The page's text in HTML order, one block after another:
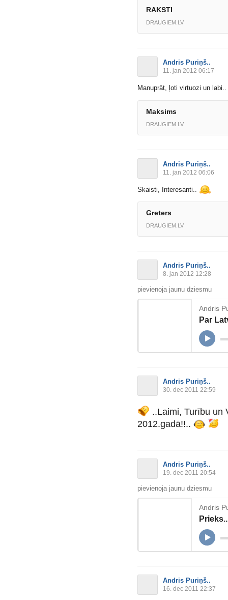
RAKSTI
DRAUGIEM.LV
Andris Puriņš..
11. jan 2012 06:17
Manuprāt, ļoti virtuozi un labi..
Maksims
DRAUGIEM.LV
Andris Puriņš..
11. jan 2012 06:06
Skaisti, Interesanti..
Greters
DRAUGIEM.LV
Andris Puriņš..
8. jan 2012 12:28
pievienoja jaunu dziesmu
Andris
Par
Andris Puriņš..
30. dec 2011 22:59
..Laimi, Turību un
2012.gadā!!..
Andris Puriņš..
19. dec 2011 20:54
pievienoja jaunu dziesmu
Andris
Prieks..
Andris Puriņš..
16. dec 2011 22:37